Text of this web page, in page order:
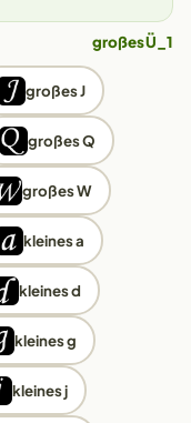
großes Ü_1
großes J
großes Q
großes W
kleines a
kleines d
kleines g
kleines j